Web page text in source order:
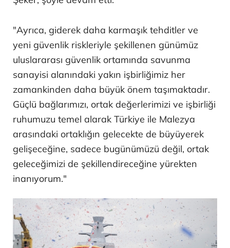
"Ayrıca, giderek daha karmaşık tehditler ve
yeni güvenlik riskleriyle şekillenen günümüz
uluslararası güvenlik ortamında savunma
sanayisi alanındaki yakın işbirliğimiz her
zamankinden daha büyük önem taşımaktadır.
Güçlü bağlarımızı, ortak değerlerimizi ve işbirliği
ruhumuzu temel alarak Türkiye ile Malezya
arasındaki ortaklığın gelecekte de büyüyerek
gelişeceğine, sadece bugünümüzü değil, ortak
geleceğimizi de şekillendireceğine yürekten
inanıyorum."